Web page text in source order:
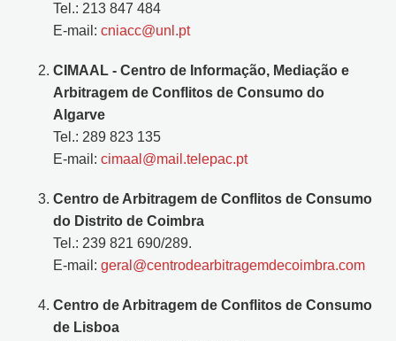
Tel.: 213 847 484
E-mail: cniacc@unl.pt
CIMAAL - Centro de Informação, Mediação e
Arbitragem de Conflitos de Consumo do
Algarve
Tel.: 289 823 135
E-mail: cimaal@mail.telepac.pt
Centro de Arbitragem de Conflitos de Consumo
do Distrito de Coimbra
Tel.: 239 821 690/289.
E-mail: geral@centrodearbitragemdecoimbra.com
Centro de Arbitragem de Conflitos de Consumo
de Lisboa